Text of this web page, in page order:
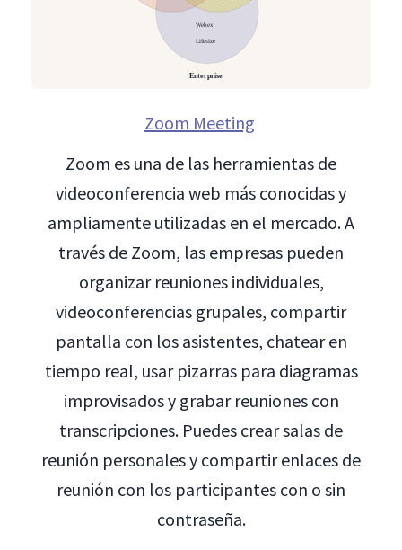
Zoom Meeting
Zoom es una de las herramientas de
videoconferencia web más conocidas y
ampliamente utilizadas en el mercado. A
través de Zoom, las empresas pueden
organizar reuniones individuales,
videoconferencias grupales, compartir
pantalla con los asistentes, chatear en
tiempo real, usar pizarras para diagramas
improvisados y grabar reuniones con
transcripciones. Puedes crear salas de
reunión personales y compartir enlaces de
reunión con los participantes con o sin
contraseña.